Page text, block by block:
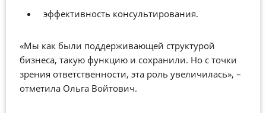
эффективность консультирования.
«Мы как были поддерживающей структурой
бизнеса, такую функцию и сохранили. Но с точки
зрения ответственности, эта роль увеличилась», –
отметила Ольга Войтович.